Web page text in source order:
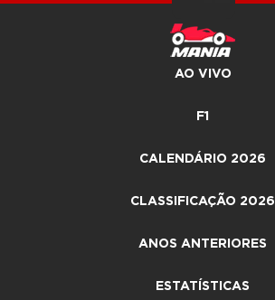
AO VIVO
F1
CALENDÁRIO 2026
CLASSIFICAÇÃO 2026
ANOS ANTERIORES
ESTATÍSTICAS